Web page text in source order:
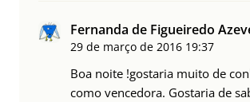
Fernanda de Figueiredo
29 de março de 2016 19:37
Boa noite !gostaria muito de
como vencedora. Gostaria de